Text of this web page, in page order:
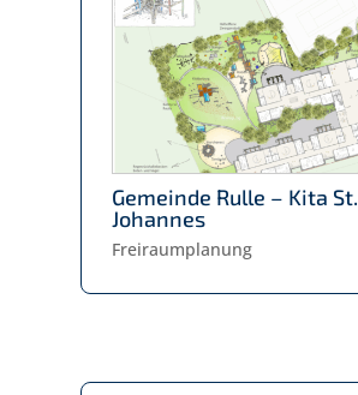
Gemeinde Rulle – Kita St.
Johannes
Freiraumplanung